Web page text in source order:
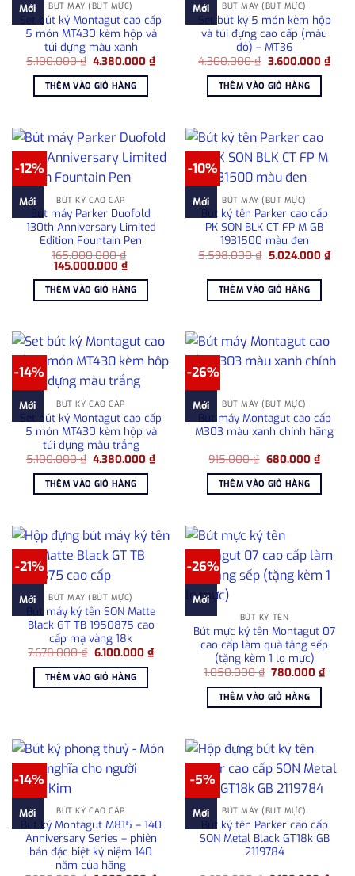
Mới BÚT MÁY (BÚT MỰC)
Set bút ký Montagut cao cấp
5 món MT430 kèm hộp và
túi đựng màu xanh
5.100.000₫ Giá
là:
5.100.000 ₫.
4.380.000₫Giá
hiện
4.380.000 ₫.
THÊM VÀO GIỎ HÀNG
Mới BÚT MÁY (BÚT MỰC)
Set bút ký 5 món kèm hộp
và túi đựng cao cấp (màu
đỏ) – MT36
4.300.000₫ Giá
là:
4.300.000 ₫.
3.600.000 ₫Giá
hiện
THÊM VÀO GIỎ HÀNG
-12%
Mới BÚT KÝ CAO CẤP
Bút máy Parker Duofold
130th Anniversary Limited
Edition Fountain Pen
165.000.000₫
Giá
là:
165.000.000 ₫.
145.000.000 ₫Giá
hiện
tại
là:
145.000.000 ₫.
THÊM VÀO GIỎ HÀNG
-10%
Mới BÚT MÁY (BÚT MỰC)
Bút ký tên Parker cao cấp
PK SON BLK CT FP M GB
1931500 màu đen
5.598.000₫ Giá
5.598.000 ₫.
5.024.000 ₫Giá
hiện
THÊM VÀO GIỎ HÀNG
-14%
Mới BÚT KÝ CAO CẤP
Set bút ký Montagut cao cấp
5 món MT430 kèm hộp và
túi đựng màu trắng
5.100.000₫ Giá
là:
5.100.000 ₫.
4.380.000₫Giá
hiện
4.380.000 ₫.
THÊM VÀO GIỎ HÀNG
-26%
Mới BÚT MÁY (BÚT MỰC)
Bút máy Montagut cao cấp
M303 màu xanh chính hãng
915.000₫ Giá
là:
915.000 ₫.
680.000 ₫Giá
hiện
tại
THÊM VÀO GIỎ HÀNG
-21%
Mới BÚT MÁY (BÚT MỰC)
Bút máy ký tên SON Matte
Black GT TB 1950875 cao
cấp mạ vàng 18k
7.678.000₫ Giá
là:
7.678.000 ₫.
6.100.000 ₫Giá
hiện
6.100.000 ₫.
THÊM VÀO GIỎ HÀNG
-26%
Mới
BÚT KÝ TÊN
Bút mực ký tên Montagut 07
cao cấp làm quà tặng sếp
(tặng kèm 1 lọ mực)
1.050.000₫ Giá
là:
1.050.000 ₫.
780.000₫Giá
hiện
THÊM VÀO GIỎ HÀNG
-14%
Mới BÚT KÝ CAO CẤP
Bút ký Montagut M815 – 140
Anniversary Series – phiên
bản đặc biệt kỷ niệm 140
năm của hãng
-5%
Mới BÚT MÁY (BÚT MỰC)
Bút ký tên Parker cao cấp
SON Metal Black GT18k GB
2119784